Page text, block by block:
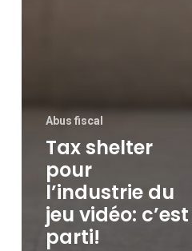
Abus fiscal
Tax shelter
pour
l’industrie du
jeu vidéo: c’est
parti!